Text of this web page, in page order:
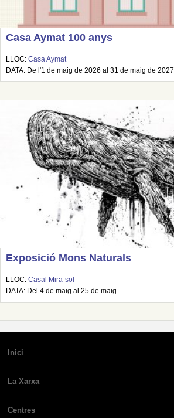
Casa Aymat 100 anys
LLOC: Casa Aymat
DATA: De l'1 de maig de 2026 al 31 de maig de 2027
Exposició Mons Naturals
LLOC: Casal Mira-sol
DATA: Del 4 de maig al 25 de maig
Inici
La Xarxa
Centres